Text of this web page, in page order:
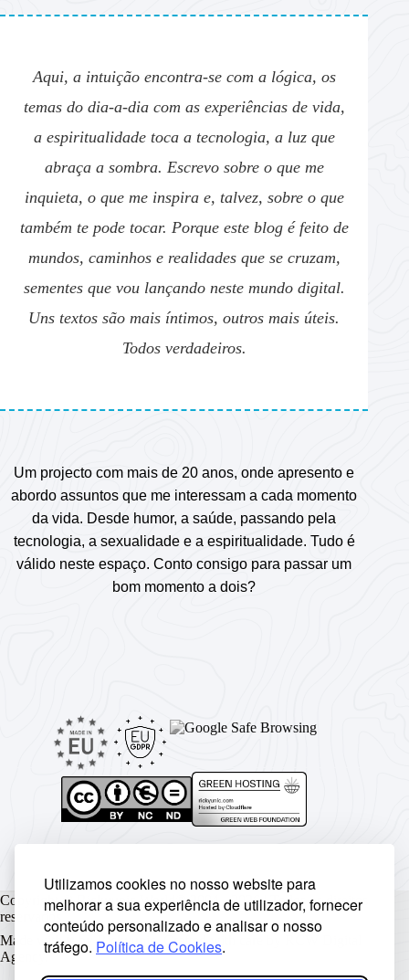
Utilizamos cookies no nosso website para
melhorar a sua experiência de utilizador, fornecer
conteúdo personalizado e analisar o nosso
tráfego. Política de Cookies.
Aqui, a intuição encontra-se com a lógica, os
temas do dia-a-dia com as experiências de vida,
a espiritualidade toca a tecnologia, a luz que
abraça a sombra. Escrevo sobre o que me
inquieta, o que me inspira e, talvez, sobre o que
também te pode tocar. Porque este blog é feito de
mundos, caminhos e realidades que se cruzam,
sementes que vou lançando neste mundo digital.
Uns textos são mais íntimos, outros mais úteis.
Todos verdadeiros.
Um projecto com mais de 20 anos, onde apresento e
abordo assuntos que me interessam a cada momento
da vida. Desde humor, a saúde, passando pela
tecnologia, a sexualidade e a espiritualidade. Tudo é
válido neste espaço. Conto consigo para passar um
bom momento a dois?
Copyright © Rickyunic World® 2004 - 2026 | Todos os direitos
reservados.
Made with ♥ by Rickyunic . Crafted with care by
Agency .